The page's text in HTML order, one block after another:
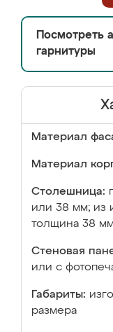
Посмотреть
гарнитуры
Материал
Материал
Столешница:
или 38 мм; из
толщина 38 мм
Стеновая
или с
Габариты:
размера